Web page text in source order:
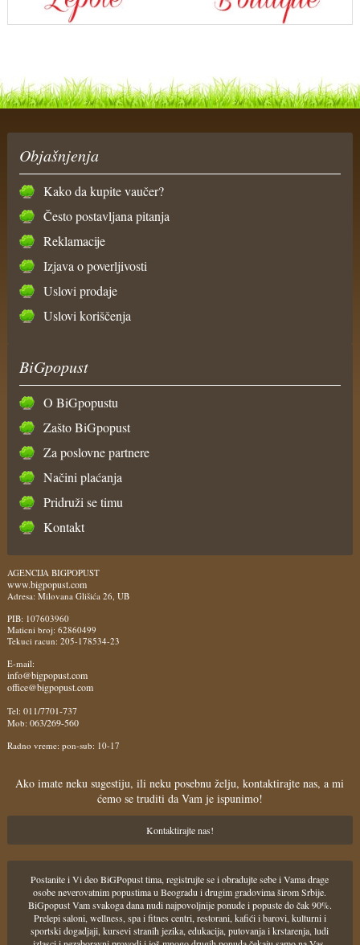
Objašnjenja
Kako da kupite vaučer?
Često postavljana pitanja
Reklamacije
Izjava o poverljivosti
Uslovi prodaje
Uslovi koriščenja
BiGpopust
O BiGpopustu
Zašto BiGpopust
Za poslovne partnere
Načini plaćanja
Pridruži se timu
Kontakt
AGENCIJA BIGPOPUST
www.bigpopust.com
Adresa: Milovana Glišića 26, UB
PIB: 107603960
Maticni broj: 62860499
Tekuci racun: 205-178534-23
E-mail:
info@bigpopust.com
office@bigpopust.com
Tel: 011/7701-737
Mob: 063/269-560
Radno vreme: pon-sub: 10-17
Ako imate neku sugestiju, ili neku posebnu želju, kontaktirajte nas, a mi
ćemo se truditi da Vam je ispunimo!
Kontaktirajte nas!
Postanite i Vi deo BiGPopust tima, registrujte se i obradujte sebe i Vama drage
osobe neverovatnim popustima u Beogradu i drugim gradovima širom Srbije.
BiGpopust Vam svakoga dana nudi najpovoljnije ponude i popuste do čak 90%.
Prelepi saloni, wellness, spa i fitnes centri, restorani, kafići i barovi, kulturni i
sportski dogadjaji, kursevi stranih jezika, edukacija, putovanja i krstarenja, ludi